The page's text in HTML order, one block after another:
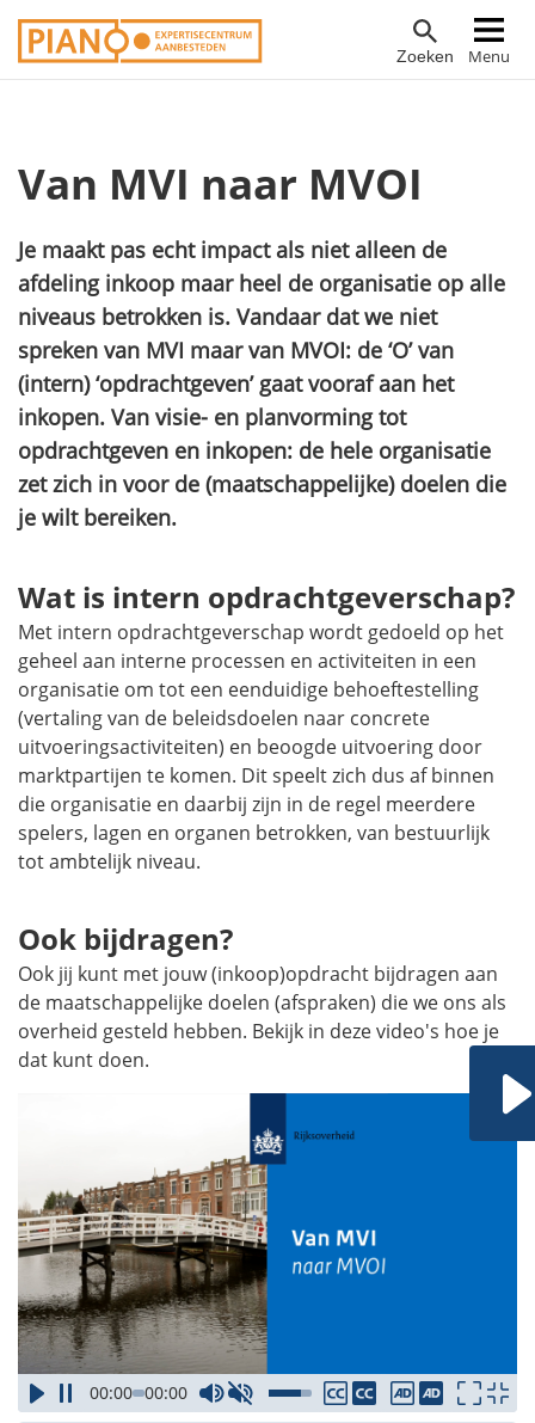
Overslaan
en
gaan
Zoeken Menu
Hoofdnavigatie
Van MVI naar MVOI
Je maakt pas echt impact als niet alleen de
afdeling inkoop maar heel de organisatie op alle
niveaus betrokken is. Vandaar dat we niet
spreken van MVI maar van MVOI: de ‘O’ van
(intern) ‘opdrachtgeven’ gaat vooraf aan het
inkopen. Van visie- en planvorming tot
opdrachtgeven en inkopen: de hele organisatie
zet zich in voor de (maatschappelijke) doelen die
je wilt bereiken.
Wat is intern opdrachtgeverschap?
Met intern opdrachtgeverschap wordt gedoeld op het
geheel aan interne processen en activiteiten in een
organisatie om tot een eenduidige behoeftestelling
(vertaling van de beleidsdoelen naar concrete
uitvoeringsactiviteiten) en beoogde uitvoering door
marktpartijen te komen. Dit speelt zich dus af binnen
die organisatie en daarbij zijn in de regel meerdere
spelers, lagen en organen betrokken, van bestuurlijk
tot ambtelijk niveau.
Ook bijdragen?
Ook jij kunt met jouw (inkoop)opdracht bijdragen aan
de maatschappelijke doelen (afspraken) die we ons als
overheid gesteld hebben. Bekijk in deze video's hoe je
dat kunt doen.
00:00 00:00